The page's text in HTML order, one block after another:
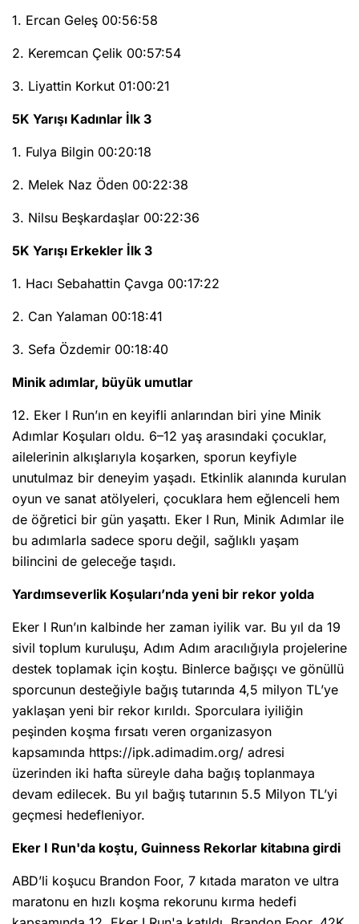
1. Ercan Geleş 00:56:58
2. Keremcan Çelik 00:57:54
3. Liyattin Korkut 01:00:21
5K Yarışı Kadınlar İlk 3
1. Fulya Bilgin 00:20:18
2. Melek Naz Öden 00:22:38
3. Nilsu Beşkardaşlar 00:22:36
5K Yarışı Erkekler İlk 3
1. Hacı Sebahattin Çavga 00:17:22
2. Can Yalaman 00:18:41
3. Sefa Özdemir 00:18:40
Minik adımlar, büyük umutlar
12. Eker I Run’ın en keyifli anlarından biri yine Minik
Adımlar Koşuları oldu. 6–12 yaş arasındaki çocuklar,
ailelerinin alkışlarıyla koşarken, sporun keyfiyle
unutulmaz bir deneyim yaşadı. Etkinlik alanında kurulan
oyun ve sanat atölyeleri, çocuklara hem eğlenceli hem
de öğretici bir gün yaşattı. Eker I Run, Minik Adımlar ile
bu adımlarla sadece sporu değil, sağlıklı yaşam
bilincini de geleceğe taşıdı.
Yardımseverlik Koşuları’nda yeni bir rekor yolda
Eker I Run’ın kalbinde her zaman iyilik var. Bu yıl da 19
sivil toplum kuruluşu, Adım Adım aracılığıyla projelerine
destek toplamak için koştu. Binlerce bağışçı ve gönüllü
sporcunun desteğiyle bağış tutarında 4,5 milyon TL’ye
yaklaşan yeni bir rekor kırıldı. Sporculara iyiliğin
peşinden koşma fırsatı veren organizasyon
kapsamında https://ipk.adimadim.org/ adresi
üzerinden iki hafta süreyle daha bağış toplanmaya
devam edilecek. Bu yıl bağış tutarının 5.5 Milyon TL’yi
geçmesi hedefleniyor.
Eker I Run'da koştu, Guinness Rekorlar kitabına girdi
ABD’li koşucu Brandon Foor, 7 kıtada maraton ve ultra
maratonu en hızlı koşma rekorunu kırma hedefi